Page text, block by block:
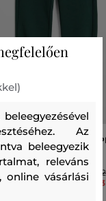
GANT
Az
beleegyezik
releváns
online vásárlási